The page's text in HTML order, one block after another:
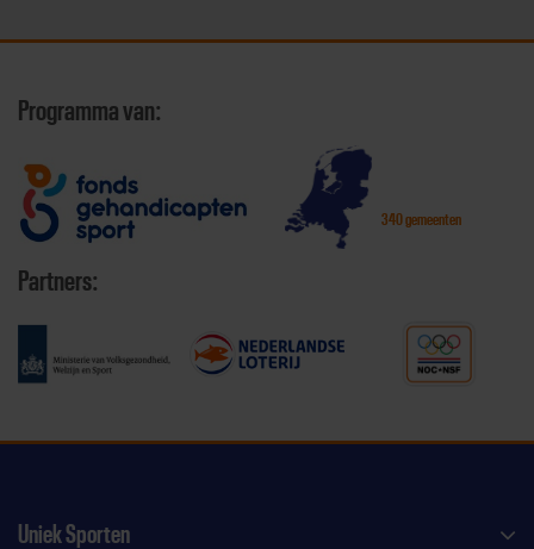
Programma van:
340 gemeenten
Partners:
Uniek Sporten